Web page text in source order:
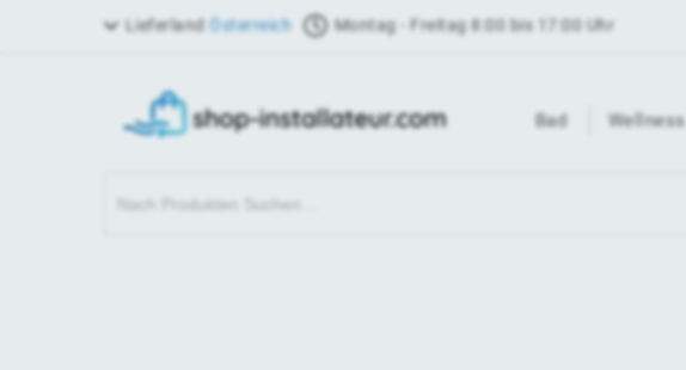
Lieferland Österreich Montag - Freitag 8:00 bis 17:00 Uhr
Bad Wellness